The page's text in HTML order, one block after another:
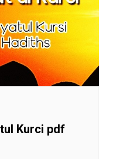
Kurci pdf